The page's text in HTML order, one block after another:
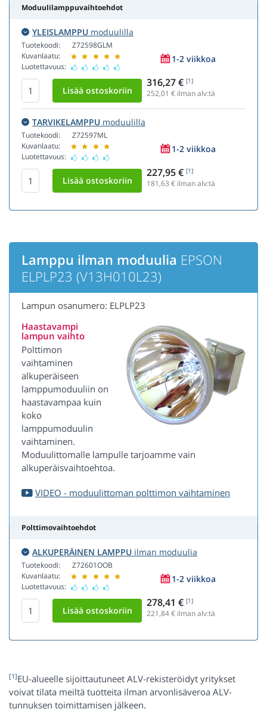
Moduulilamppuvaihtoehdot
YLEISLAMPPU moduulilla
Tuotekoodi:
Kuvanlaatu:
Luotettavuus:
Z72598GLM
1-2 viikkoa
316,27 € [1]
252,01 € ilman alv:tä
TARVIKELAMPPU moduulilla
Tuotekoodi:
Kuvanlaatu:
Luotettavuus:
Z72597ML
1-2 viikkoa
227,95 € [1]
181,63 € ilman alv:tä
Lamppu ilman moduulia EPSON
ELPLP23 (V13H010L23)
Lampun osanumero: ELPLP23
Haastavampi
lampun vaihto
Polttimon
vaihtaminen
alkuperäiseen
lamppumoduuliin on
haastavampaa kuin
koko
lamppumoduulin
vaihtaminen.
Moduulittomalle lampulle tarjoamme vain
alkuperäisvaihtoehtoa.
VIDEO - moduulittoman polttimon vaihtaminen
Polttimovaihtoehdot
ALKUPERÄINEN LAMPPU ilman moduulia
Tuotekoodi:
Kuvanlaatu:
Luotettavuus:
Z72601OOB
1-2 viikkoa
278,41 € [1]
221,84€ ilman alv:tä
[1]EU-alueelle sijoittautuneet ALV-rekisteröidyt yritykset
voivat tilata meiltä tuotteita ilman arvonlisäveroa ALV-
tunnuksen toimittamisen jälkeen.